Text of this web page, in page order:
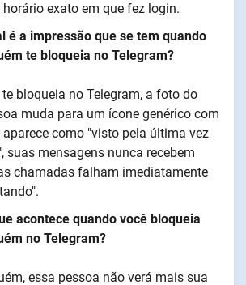
exato em que fez login.
é a impressão que se tem quando
te bloqueia no Telegram?
bloqueia no Telegram, a foto do
muda para um ícone genérico com
como "visto pela última vez
suas mensagens nunca recebem
chamadas falham imediatamente
acontece quando você bloqueia
no Telegram?
essa pessoa não verá mais sua